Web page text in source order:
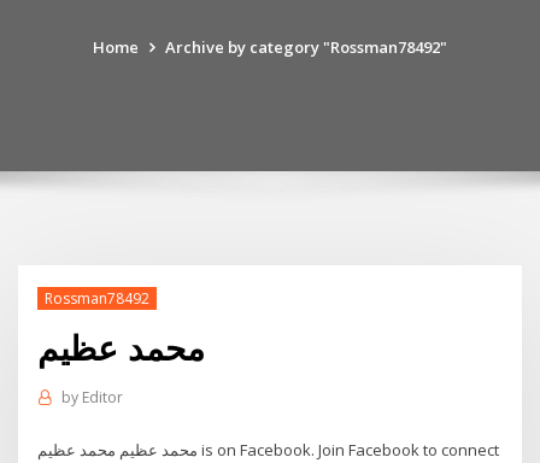
Home Archive by category "Rossman78492"
Rossman78492
محمد عظيم
by Editor